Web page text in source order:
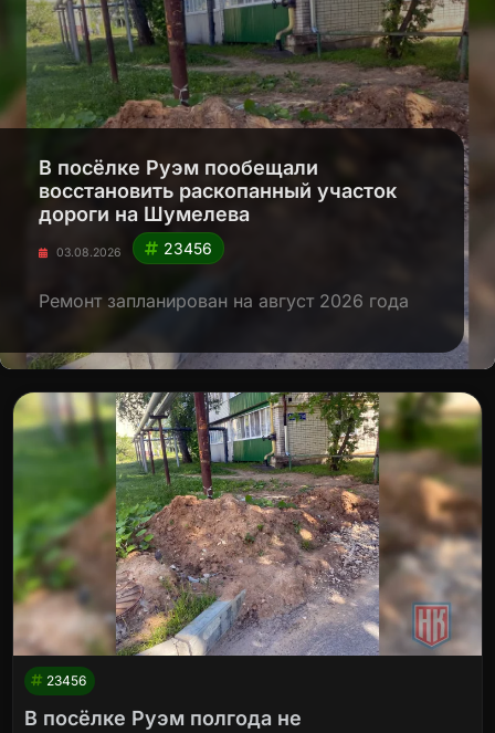
В посёлке Руэм пообещали
восстановить раскопанный участок
дороги на Шумелева
03.08.2026 23456
Ремонт запланирован на август 2026 года
23456
В посёлке Руэм полгода не